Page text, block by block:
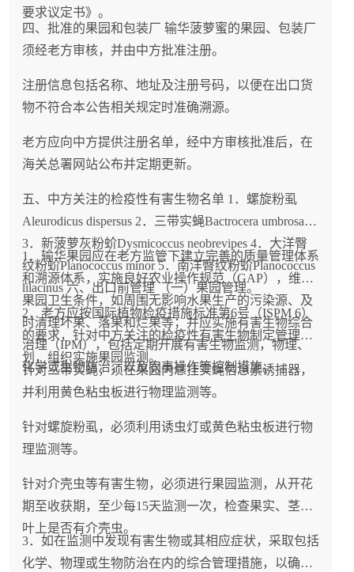
要求议定书》。
四、批准的果园和包装厂 输华菠萝蜜的果园、包装厂
须经老方审核，并由中方批准注册。
注册信息包括名称、地址及注册号码，以便在出口货
物不符合本公告相关规定时准确溯源。
老方应向中方提供注册名单，经中方审核批准后，在
海关总署网站公布并定期更新。
五、中方关注的检疫性有害生物名单 1．螺旋粉虱
Aleurodicus dispersus 2．三带实蝇Bactrocera umbrosa
3．新菠萝灰粉蚧Dysmicoccus neobrevipes 4．大洋臀
纹粉蚧Planococcus minor 5．南洋臀纹粉蚧Planococcus
lilacinus 六、出口前管理 （一）果园管理。
1．输华果园应在老方监管下建立完善的质量管理体系
和溯源体系，实施良好农业操作规范（GAP），维持
果园卫生条件，如周围无影响水果生产的污染源、及
时清理坏果、落果和烂果等；并应实施有害生物综合
治理（IPM），包括定期开展有害生物监测，物理、
化学或生物防治，以及农事操作等控制措施。
2．老方应按国际植物检疫措施标准第6号（ISPM 6）
的要求，针对中方关注的检疫性有害生物制定管理计
划，组织实施果园监测。
针对三带实蝇，须在果园内悬挂实蝇信息素诱捕器，
并利用黄色粘虫板进行物理监测等。
针对螺旋粉虱，必须利用诱虫灯或黄色粘虫板进行物
理监测等。
针对介壳虫等有害生物，必须进行果园监测，从开花
期至收获期，至少每15天监测一次，检查果实、茎和
叶上是否有介壳虫。
3．如在监测中发现有害生物或其相应症状，采取包括
化学、物理或生物防治在内的综合管理措施，以确保